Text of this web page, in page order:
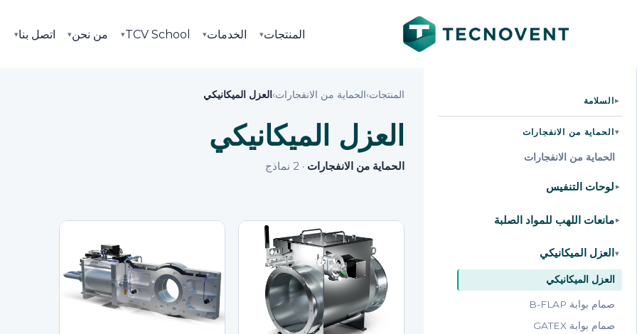
المنتجات▾ الخدمات▾
TCV School
▾ من نحن▾ اتصل بنا▾
▸السلامة
▸ الحماية من الانفجارات
الحماية من الانفجارات
▸ لوحات التنفيس
▸مانعات اللهب للمواد الصلبة
▸العزل الميكانيكي
العزل الميكانيكي
صمام بوابة B-FLAP
صمام بوابة GATEX
المنتجات›الحماية من الانفجارات› العزل الميكانيكي
العزل الميكانيكي
الحماية من الانفجارات ·
2نماذج